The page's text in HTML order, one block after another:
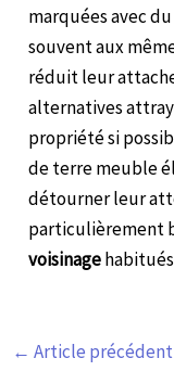
marquées avec
souvent aux
réduit leur
alternatives
propriété si
de terre meuble
détourner leur
particulièrement
voisinage
← Article précédent